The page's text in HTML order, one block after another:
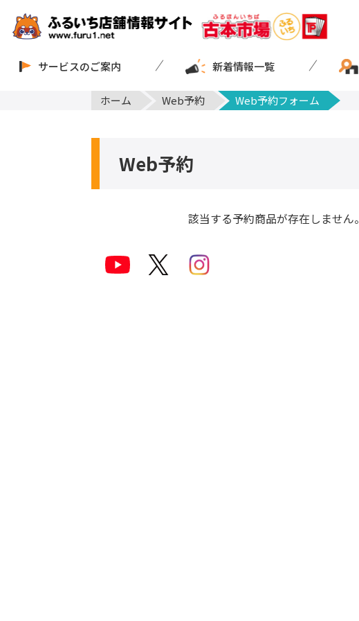
サービスのご案内 新着情報一覧
ホーム Web予約 Web予約フォーム
Web予約
該当する予約商品が存在しません。